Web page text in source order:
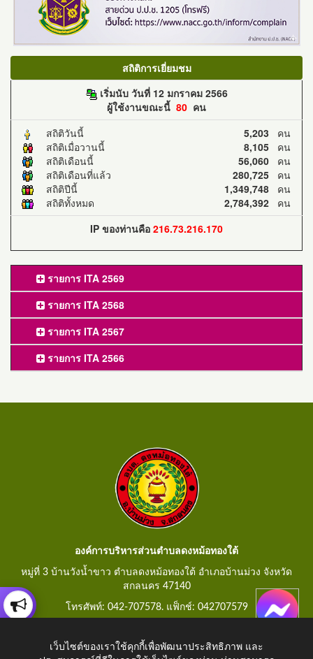
สถิติการเยี่ยมชม
เริ่มนับ วันที่ 12 มกราคม 2566
ผู้ใช้งานขณะนี้ 80 คน
สถิติวันนี้
5,203 คน
สถิติเมื่อวานนี้
8,105 คน
สถิติเดือนนี้
56,060 คน
สถิติเดือนที่แล้ว
280,725 คน
สถิติปีนี้
1,349,748 คน
สถิติทั้งหมด
2,784,392 คน
IP ของท่านคือ 216.73.216.170
รายการ ITA 2569
รายการ ITA 2568
รายการ ITA 2567
รายการ ITA 2566
องค์การบริหารส่วนตำบลดงหม้อทองใต้
หมู่ที่ 3 บ้านวังน้ำขาว ตำบลดงหม้อทองใต้ อำเภอบ้านม่วง จังหวัด
สกลนคร 47140
โทรศัพท์: 042-707578. แฟ็กช์: 042707579
เว็บไซต์ของเราใช้คุกกี้เพื่อพัฒนาประสิทธิภาพ และ